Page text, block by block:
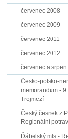
červenec 2008
červenec 2009
červenec 2011
červenec 2012
červenec a srpen
Česko-polsko-
memorandum - 9.
Trojmezí
Český česnek z
Regionální
Ďábelský mls -